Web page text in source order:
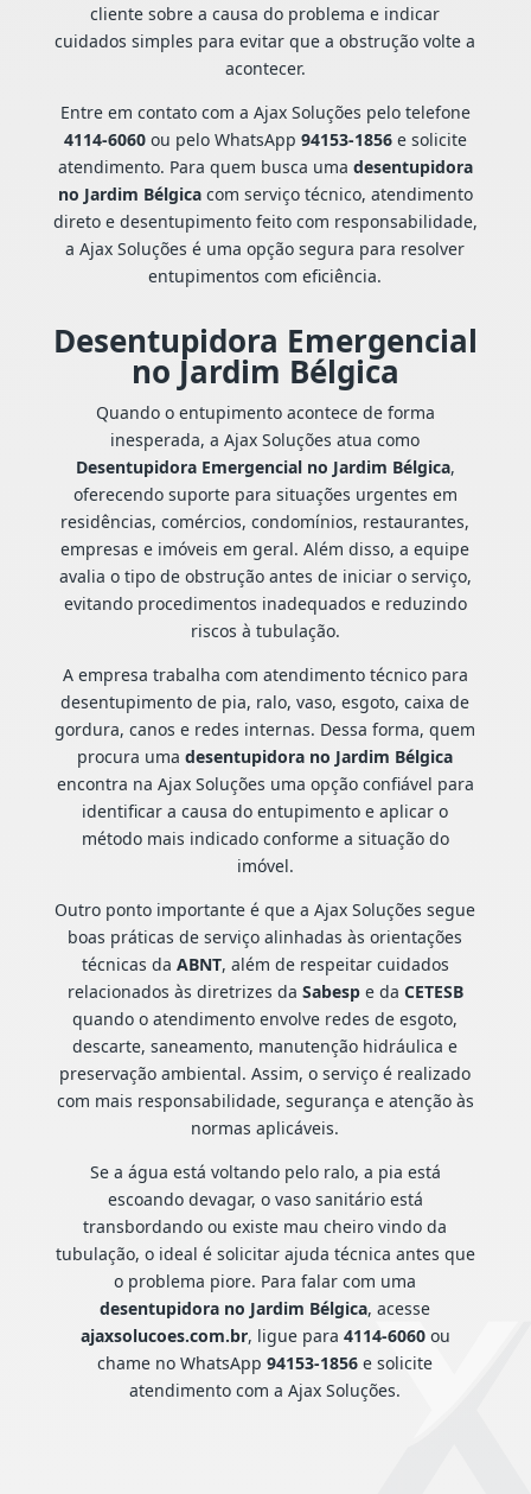
cliente sobre a causa do problema e indicar
cuidados simples para evitar que a obstrução volte a
acontecer.
Entre em contato com a Ajax Soluções pelo telefone
4114-6060ou pelo WhatsApp 94153-1856e solicite
atendimento. Para quem busca uma desentupidora
no Jardim Bélgicacom serviço técnico, atendimento
direto e desentupimento feito com responsabilidade,
a Ajax Soluções é uma opção segura para resolver
entupimentos com eficiência.
Desentupidora Emergencial
no Jardim Bélgica
Quando o entupimento acontece de forma
inesperada, a Ajax Soluções atua como
Desentupidora Emergencial no Jardim Bélgica,
oferecendo suporte para situações urgentes em
residências, comércios, condomínios, restaurantes,
empresas e imóveis em geral. Além disso, a equipe
avalia o tipo de obstrução antes de iniciar o serviço,
evitando procedimentos inadequados e reduzindo
riscos à tubulação.
A empresa trabalha com atendimento técnico para
desentupimento de pia, ralo, vaso, esgoto, caixa de
gordura, canos e redes internas. Dessa forma, quem
procura umadesentupidora no Jardim Bélgica
encontra na Ajax Soluções uma opção confiável para
identificar a causa do entupimento e aplicar o
método mais indicado conforme a situação do
imóvel.
Outro ponto importante é que a Ajax Soluções segue
boas práticas de serviço alinhadas às orientações
técnicas da ABNT, além de respeitar cuidados
relacionados às diretrizes da Sabespe da CETESB
quando o atendimento envolve redes de esgoto,
descarte, saneamento, manutenção hidráulica e
preservação ambiental. Assim, o serviço é realizado
com mais responsabilidade, segurança e atenção às
normas aplicáveis.
Se a água está voltando pelo ralo, a pia está
escoando devagar, o vaso sanitário está
transbordando ou existe mau cheiro vindo da
tubulação, o ideal é solicitar ajuda técnica antes que
o problema piore. Para falar com uma
desentupidora no Jardim Bélgica, acesse
ajaxsolucoes.com.br, ligue para 4114-6060ou
chame no WhatsApp94153-1856 e solicite
atendimento com a Ajax Soluções.